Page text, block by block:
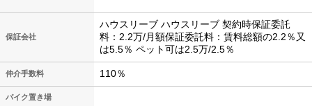
保証会社
ハウスリーブ ハウスリーブ 契約時保証委託
料：2.2万/月額保証委託料：賃料総額の2.2％又
は5.5％ ペット可は2.5万/2.5％
仲介手数料 110％
バイク置き場